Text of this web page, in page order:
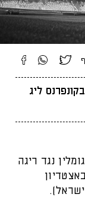
נפתחה מכירת הכרטיסים למשחק הגומלין הביתי במסגרת הסיבוב ה-3 בקונפרנס ליג
נגד ריגה
3 של הקונפרנס ליג ייערך ביום חמישי (14.8), באצטדיון